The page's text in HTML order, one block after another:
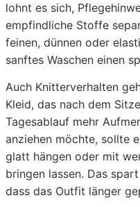
lohnt es sich,
empfindliche Stoffe
feinen, dünnen oder
sanftes Waschen einen
Auch Knitterverhalten
Kleid, das nach dem
Tagesablauf mehr
anziehen möchte, sollte
glatt hängen oder mit
bringen lassen. Das
dass das Outfit länger